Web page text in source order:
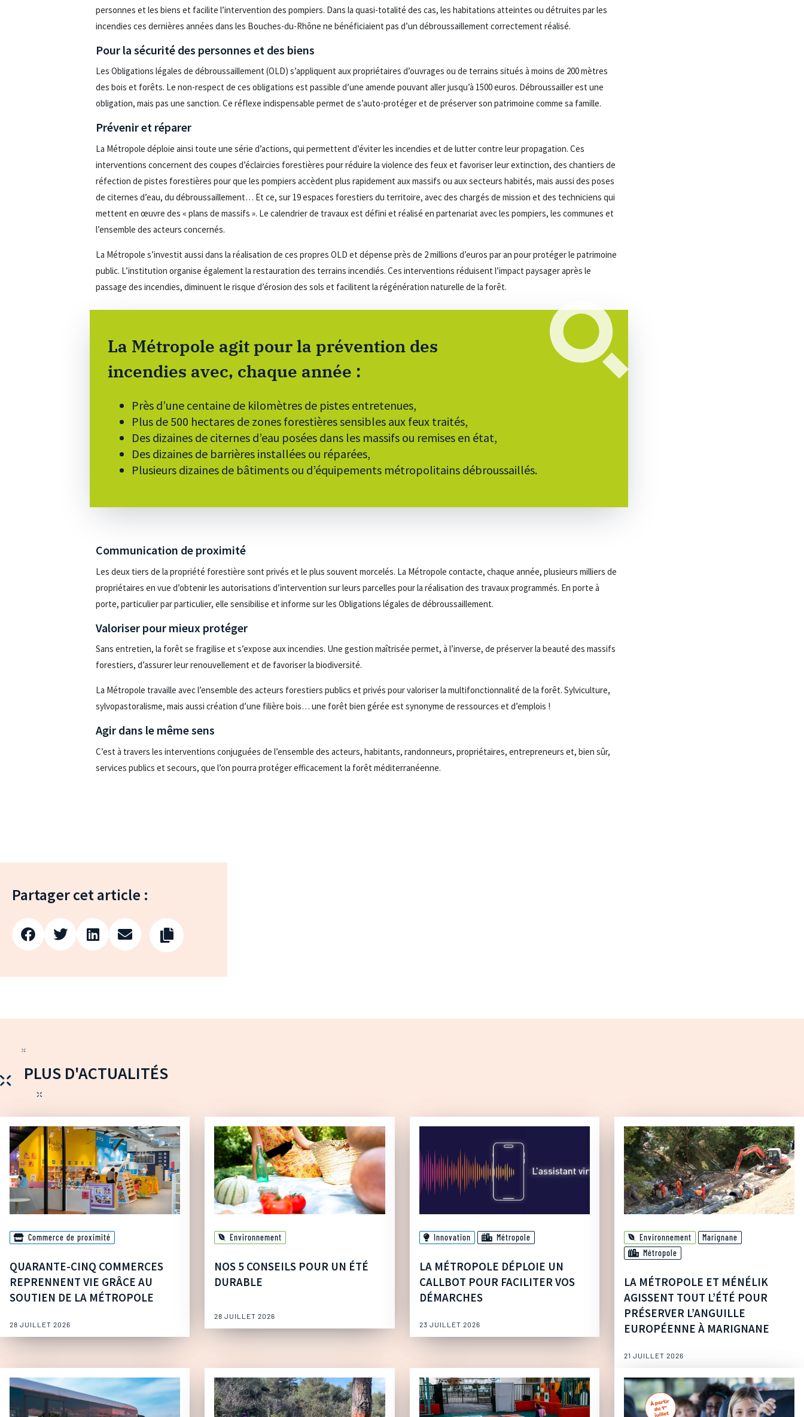
personnes et les biens et facilite l’intervention des pompiers. Dans la quasi-totalité des cas, les habitations atteintes ou détruites par les
incendies ces dernières années dans les Bouches-du-Rhône ne bénéficiaient pas d’un débroussaillement correctement réalisé.
Pour la sécurité des personnes et des biens
Les Obligations légales de débroussaillement (OLD) s’appliquent aux propriétaires d’ouvrages ou de terrains situés à moins de 200 mètres
des bois et forêts. Le non-respect de ces obligations est passible d’une amende pouvant aller jusqu’à 1500 euros. Débroussailler est une
obligation, mais pas une sanction. Ce réflexe indispensable permet de s’auto-protéger et de préserver son patrimoine comme sa famille.
Prévenir et réparer
La Métropole déploie ainsi toute une série d’actions, qui permettent d’éviter les incendies et de lutter contre leur propagation. Ces
interventions concernent des coupes d’éclaircies forestières pour réduire la violence des feux et favoriser leur extinction, des chantiers de
réfection de pistes forestières pour que les pompiers accèdent plus rapidement aux massifs ou aux secteurs habités, mais aussi des poses
de citernes d’eau, du débroussaillement… Et ce, sur 19 espaces forestiers du territoire, avec des chargés de mission et des techniciens qui
mettent en œuvre des « plans de massifs ». Le calendrier de travaux est défini et réalisé en partenariat avec les pompiers, les communes et
l’ensemble des acteurs concernés.
La Métropole s’investit aussi dans la réalisation de ces propres OLD et dépense près de 2 millions d’euros par an pour protéger le patrimoine
public. L’institution organise également la restauration des terrains incendiés. Ces interventions réduisent l’impact paysager après le
passage des incendies, diminuent le risque d’érosion des sols et facilitent la régénération naturelle de la forêt.
La Métropole agit pour la prévention des
incendies avec, chaque année :
Près d’une centaine de kilomètres de pistes entretenues,
Plus de 500 hectares de zones forestières sensibles aux feux traités,
Des dizaines de citernes d’eau posées dans les massifs ou remises en état,
Des dizaines de barrières installées ou réparées,
Plusieurs dizaines de bâtiments ou d’équipements métropolitains débroussaillés.
Communication de proximité
Les deux tiers de la propriété forestière sont privés et le plus souvent morcelés. La Métropole contacte, chaque année, plusieurs milliers de
propriétaires en vue d’obtenir les autorisations d’intervention sur leurs parcelles pour la réalisation des travaux programmés. En porte à
porte, particulier par particulier, elle sensibilise et informe sur les Obligations légales de débroussaillement.
Valoriser pour mieux protéger
Sans entretien, la forêt se fragilise et s’expose aux incendies. Une gestion maîtrisée permet, à l’inverse, de préserver la beauté des massifs
forestiers, d’assurer leur renouvellement et de favoriser la biodiversité.
La Métropole travaille avec l’ensemble des acteurs forestiers publics et privés pour valoriser la multifonctionnalité de la forêt. Sylviculture,
sylvopastoralisme, mais aussi création d’une filière bois… une forêt bien gérée est synonyme de ressources et d’emplois !
Agir dans le même sens
C’est à travers les interventions conjuguées de l’ensemble des acteurs, habitants, randonneurs, propriétaires, entrepreneurs et, bien sûr,
services publics et secours, que l’on pourra protéger efficacement la forêt méditerranéenne.
Partager cet article :
PLUS D'ACTUALITÉS
Commerce de proximité
QUARANTE-CINQ COMMERCES
REPRENNENT VIE GRÂCE AU
SOUTIEN DE LA MÉTROPOLE
28 JUILLET 2026
Environnement
NOS 5 CONSEILS POUR UN ÉTÉ
DURABLE
28 JUILLET 2026
Innovation Métropole
LA MÉTROPOLE DÉPLOIE UN
CALLBOT POUR FACILITER VOS
DÉMARCHES
23 JUILLET 2026
Environnement
Marignane
Métropole
LA MÉTROPOLE ET MÉNÉLIK
AGISSENT TOUT L’ÉTÉ POUR
PRÉSERVER L’ANGUILLE
EUROPÉENNE À MARIGNANE
21 JUILLET 2026